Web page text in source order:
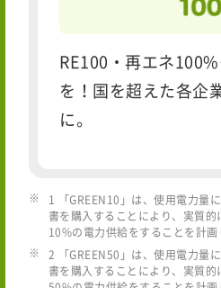
RE100・再エネ
を！国を超えた各企
に。
1 「GREEN10」は、使用電力量
書を購入することにより、実質
10%の電力供給をすることを計画
2 「GREEN50」は、使用電力量
書を購入することにより、実質